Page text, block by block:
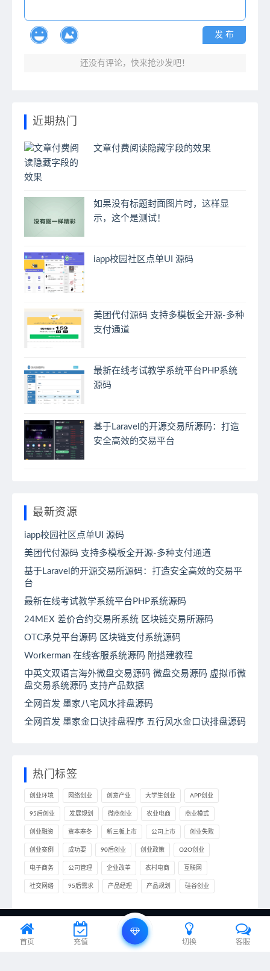
发 布
还没有评论，快来抢沙发吧！
近期热门
文章付费阅读隐藏字段的效果
如果没有标题封面图片时，这样显
示，这个是测试！
iapp校园社区点单UI 源码
美团代付源码 支持多模板全开源-多种
支付通道
最新在线考试教学系统平台PHP系统
源码
基于Laravel的开源交易所源码：打造
安全高效的交易平台
最新资源
iapp校园社区点单UI 源码
美团代付源码 支持多模板全开源-多种支付通道
基于Laravel的开源交易所源码：打造安全高效的交易平
台
最新在线考试教学系统平台PHP系统源码
24MEX 差价合约交易所系统 区块链交易所源码
OTC承兑平台源码 区块链支付系统源码
Workerman 在线客服系统源码 附搭建教程
中英文双语言海外微盘交易源码 微盘交易源码 虚拟币微
盘交易系统源码 支持产品数据
全网首发 墨家八宅风水排盘源码
全网首发 墨家金口诀排盘程序 五行风水金口诀排盘源码
热门标签
创业环境 网络创业 创意产业 大学生创业 APP创业
95后创业 发展规划 微商创业 农业电商 商业模式
创业融资 资本寒冬 新三板上市 公司上市 创业失败
创业案例 成功要 90后创业 创业政策 O2O创业
电子商务 公司管理 企业改革 农村电商 互联网
社交网络 95后需求 产品经理 产品规划 硅谷创业
© 2020 ideall.cn & All rights reserved. 本站托管于：
编程笔记
湘ICP备2022000926号
首页 充值 切换 客服